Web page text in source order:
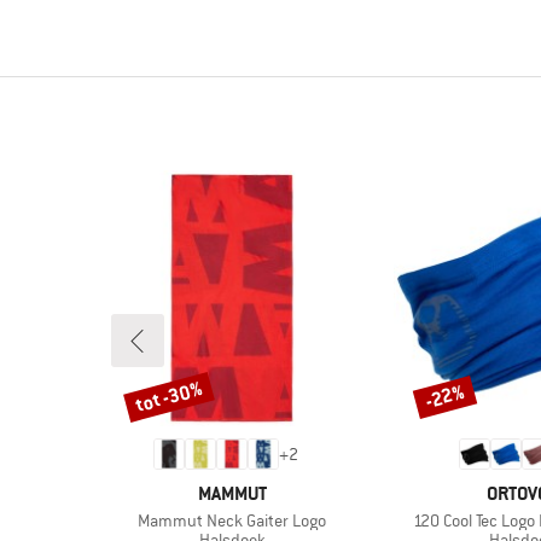
+2
MERK
MAMMUT
Artikel
Mammut Neck Gaiter Logo
Korting
tot -30%
MERK
Artikel
120 Cool Tec
Korting
-22%